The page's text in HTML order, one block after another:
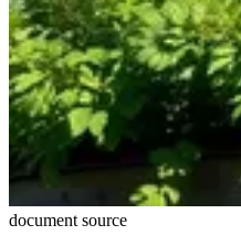
document source